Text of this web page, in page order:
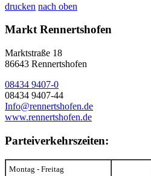
drucken nach oben
Markt Rennertshofen
Marktstraße 18
86643 Rennertshofen
08434 9407-0
08434 9407-44
Info@rennertshofen.de
www.rennertshofen.de
Parteiverkehrszeiten:
Montag - Freitag